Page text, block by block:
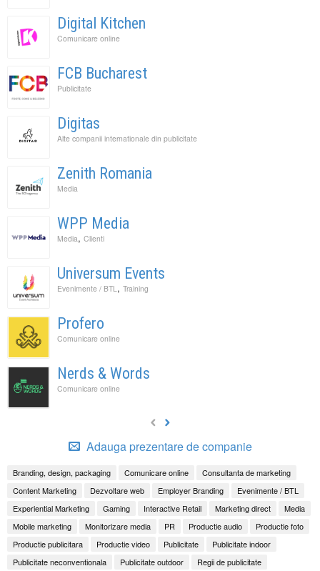
Digital Kitchen
Comunicare online
FCB Bucharest
Publicitate
Digitas
Alte companii internationale din publicitate
Zenith Romania
Media
WPP Media
Media, Clienti
Universum Events
Evenimente / BTL , Training
Profero
Comunicare online
Nerds & Words
Comunicare online
Adauga prezentare de companie
Branding, design, packaging Comunicare online
Consultanta de marketing
Content Marketing
Dezvoltare web Employer Branding
Evenimente / BTL
Experiential Marketing
Gaming Interactive Retail Marketing direct
Media
Mobile marketing
Monitorizare media PR Productie audio
Productie foto
Productie publicitara
Productie video Publicitate
Publicitate indoor
Publicitate neconventionala
Publicitate outdoor Regii de publicitate